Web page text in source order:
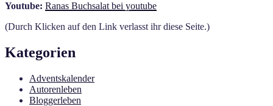
Youtube: Ranas Buchsalat bei youtube
(Durch Klicken auf den Link verlasst ihr diese Seite.)
Kategorien
Adventskalender
Autorenleben
Bloggerleben